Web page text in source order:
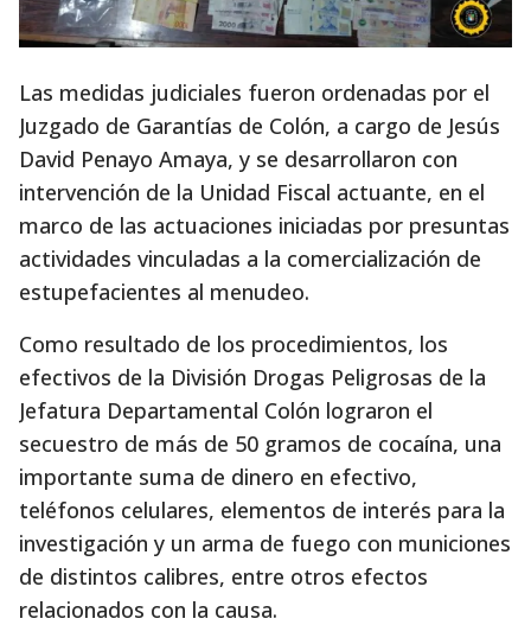
Las medidas judiciales fueron ordenadas por el
Juzgado de Garantías de Colón, a cargo de Jesús
David Penayo Amaya, y se desarrollaron con
intervención de la Unidad Fiscal actuante, en el
marco de las actuaciones iniciadas por presuntas
actividades vinculadas a la comercialización de
estupefacientes al menudeo.
Como resultado de los procedimientos, los
efectivos de la División Drogas Peligrosas de la
Jefatura Departamental Colón lograron el
secuestro de más de 50 gramos de cocaína, una
importante suma de dinero en efectivo,
teléfonos celulares, elementos de interés para la
investigación y un arma de fuego con municiones
de distintos calibres, entre otros efectos
relacionados con la causa.